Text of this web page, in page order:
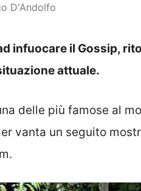
D'Andolfo
infuocare il Gossip,
attuale.
delle più famose al
vanta un seguito